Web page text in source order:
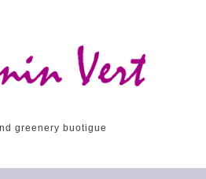
greenery buotigue